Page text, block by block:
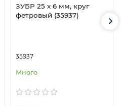
ЗУБР 25 x 6 мм, круг
фетровый (35937)
35937
Много